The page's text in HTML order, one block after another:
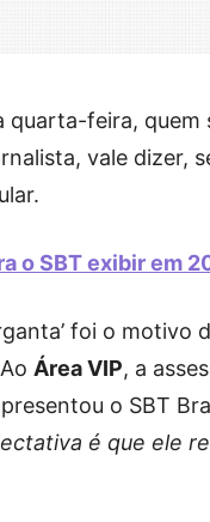
quarta-feira, quem
vale dizer,
o SBT exibir em
foi o motivo
Área VIP, a
o SBT
é que ele